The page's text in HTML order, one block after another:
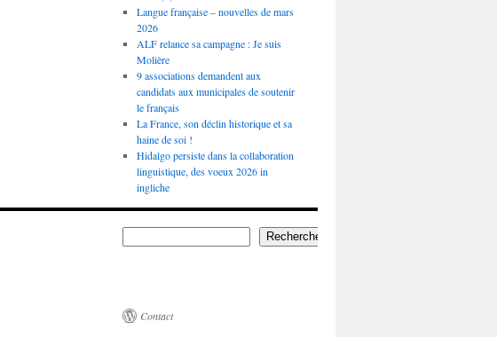
Langue française – nouvelles de mars
2026
ALF relance sa campagne : Je suis
Molière
9 associations demandent aux
candidats aux municipales de soutenir
le français
La France, son déclin historique et sa
haine de soi !
Hidalgo persiste dans la collaboration
linguistique, des voeux 2026 in
ingliche
Rechercher
Contact